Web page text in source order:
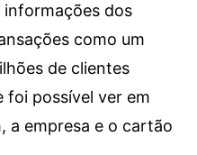
informações dos
como um
de clientes
foi possível ver em
a empresa e o cartão